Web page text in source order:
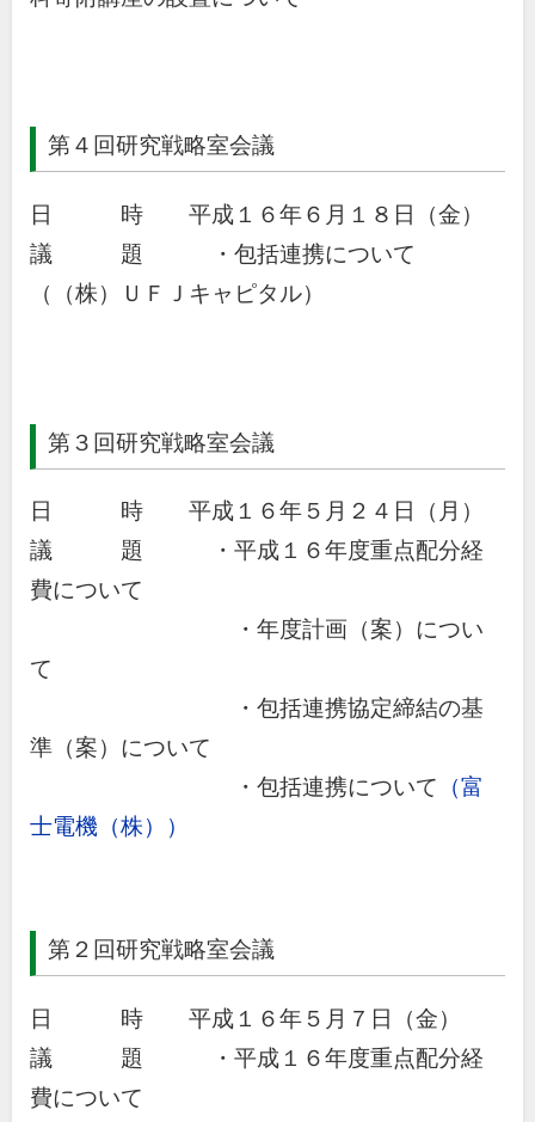
第４回研究戦略室会議
日 時 平成１６年６月１８日（金）
議 題 ・包括連携について
（（株）ＵＦＪキャピタル）
第３回研究戦略室会議
日 時 平成１６年５月２４日（月）
議 題 ・平成１６年度重点配分経
費について
・年度計画（案）につい
て
・包括連携協定締結の基
準（案）について
・包括連携について （富
士電機（株））
第２回研究戦略室会議
日 時 平成１６年５月７日（金）
議 題 ・平成１６年度重点配分経
費について